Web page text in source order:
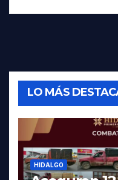
LO MÁS
HIDALGO